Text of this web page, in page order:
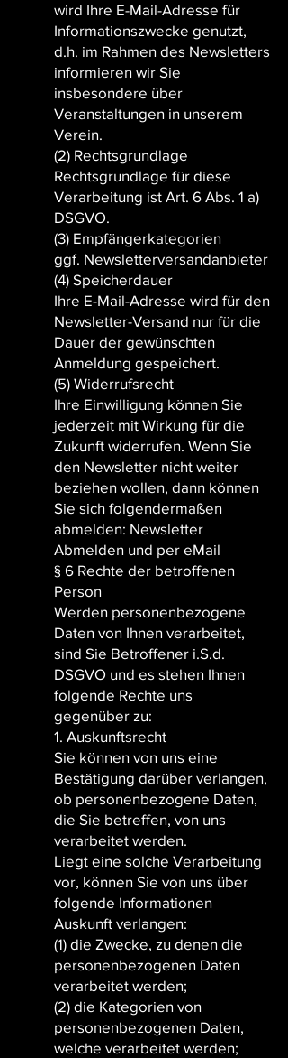
wird Ihre E-Mail-Adresse für
Informationszwecke genutzt,
d.h. im Rahmen des Newsletters
informieren wir Sie
insbesondere über
Veranstaltungen in unserem
Verein.
(2) Rechtsgrundlage
Rechtsgrundlage für diese
Verarbeitung ist Art. 6 Abs. 1 a)
DSGVO.
(3) Empfängerkategorien
ggf. Newsletterversandanbieter
(4) Speicherdauer
Ihre E-Mail-Adresse wird für den
Newsletter-Versand nur für die
Dauer der gewünschten
Anmeldung gespeichert.
(5) Widerrufsrecht
Ihre Einwilligung können Sie
jederzeit mit Wirkung für die
Zukunft widerrufen. Wenn Sie
den Newsletter nicht weiter
beziehen wollen, dann können
Sie sich folgendermaßen
abmelden: Newsletter
Abmelden und per eMail
§ 6 Rechte der betroffenen
Person
Werden personenbezogene
Daten von Ihnen verarbeitet,
sind Sie Betroffener i.S.d.
DSGVO und es stehen Ihnen
folgende Rechte uns
gegenüber zu:
1. Auskunftsrecht
Sie können von uns eine
Bestätigung darüber verlangen,
ob personenbezogene Daten,
die Sie betreffen, von uns
verarbeitet werden.
Liegt eine solche Verarbeitung
vor, können Sie von uns über
folgende Informationen
Auskunft verlangen:
(1) die Zwecke, zu denen die
personenbezogenen Daten
verarbeitet werden;
(2) die Kategorien von
personenbezogenen Daten,
welche verarbeitet werden;